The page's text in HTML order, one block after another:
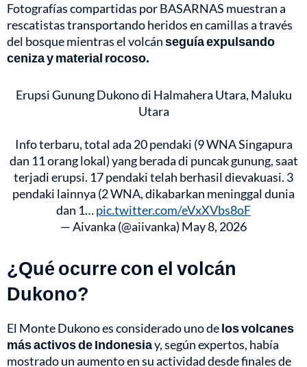
Fotografías compartidas por BASARNAS muestran a
rescatistas transportando heridos en camillas a través
del bosque mientras el volcánseguía expulsando
ceniza y material rocoso.
Erupsi Gunung Dukono di Halmahera Utara, Maluku
Utara
Info terbaru, total ada 20 pendaki (9 WNA Singapura
dan 11 orang lokal) yang berada di puncak gunung, saat
terjadi erupsi. 17 pendaki telah berhasil dievakuasi. 3
pendaki lainnya (2 WNA, dikabarkan meninggal dunia
dan 1…pic.twitter.com/eVxXVbs8oF
— Aivanka (@aiivanka) May 8, 2026
¿Qué ocurre con el volcán
Dukono?
El Monte Dukono es considerado uno delos volcanes
más activos de Indonesiay, según expertos, había
mostrado un aumento en su actividad desde finales de